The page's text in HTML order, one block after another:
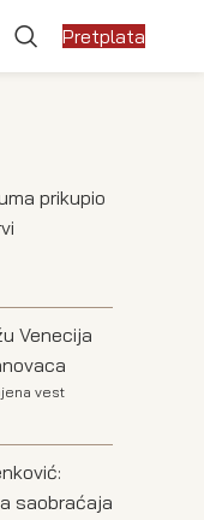
Pretplata
prikupio
Venecija
vest
saobraćaja